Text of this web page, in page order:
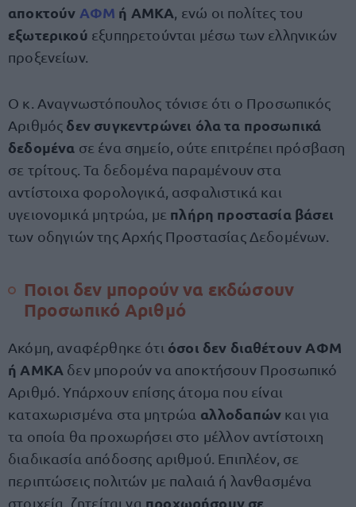
αποκτούν ΑΦΜ ή ΑΜΚΑ , ενώ οι πολίτες του
εξωτερικού εξυπηρετούνται μέσω των ελληνικών
προξενείων.
Ο κ. Αναγνωστόπουλος τόνισε ότι ο Προσωπικός
Αριθμός δεν συγκεντρώνει όλα τα προσωπικά
δεδομένα σε ένα σημείο, ούτε επιτρέπει πρόσβαση
σε τρίτους. Τα δεδομένα παραμένουν στα
αντίστοιχα φορολογικά, ασφαλιστικά και
υγειονομικά μητρώα, με πλήρη προστασία βάσει
των οδηγιών της Αρχής Προστασίας Δεδομένων.
Ποιοι δεν μπορούν να εκδώσουν
Προσωπικό Αριθμό
Ακόμη, αναφέρθηκε ότι όσοι δεν διαθέτουν ΑΦΜ
ή ΑΜΚΑ δεν μπορούν να αποκτήσουν Προσωπικό
Αριθμό. Υπάρχουν επίσης άτομα που είναι
καταχωρισμένα στα μητρώα αλλοδαπών και για
τα οποία θα προχωρήσει στο μέλλον αντίστοιχη
διαδικασία απόδοσης αριθμού. Επιπλέον, σε
περιπτώσεις πολιτών με παλαιά ή λανθασμένα
στοιχεία, ζητείται να προχωρήσουν σε